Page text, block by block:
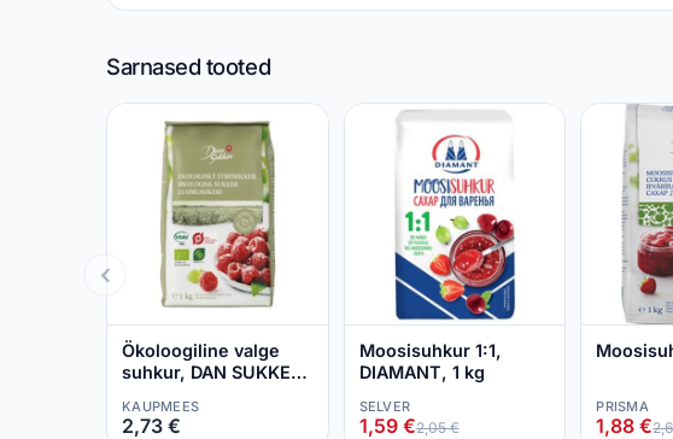
Sarnased tooted
Ökoloogiline valge
suhkur, DAN SUKKER,
KAUPMEES
2,73 €
Moosisuhkur 1:1,
DIAMANT, 1 kg
SELVER
1,59 €2,05 €
PRISMA
1,88 €